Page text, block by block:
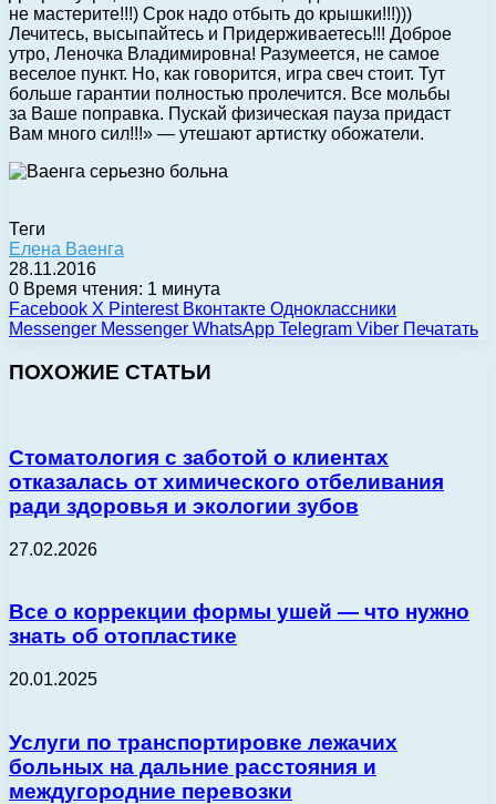
не мастерите!!!) Срок надо отбыть до крышки!!!)))
Лечитесь, высыпайтесь и Придерживаетесь!!! Доброе
утро, Леночка Владимировна! Разумеется, не самое
веселое пункт. Но, как говорится, игра свеч стоит. Тут
больше гарантии полностью пролечится. Все мольбы
за Ваше поправка. Пускай физическая пауза придаст
Вам много сил!!!» — утешают артистку обожатели.
Теги
Елена Ваенга
28.11.2016
0 Время чтения: 1 минута
Facebook X Pinterest Вконтакте Одноклассники
Messenger Messenger WhatsApp Telegram Viber Печатать
ПОХОЖИЕ СТАТЬИ
Стоматология с заботой о клиентах
отказалась от химического отбеливания
ради здоровья и экологии зубов
27.02.2026
Все о коррекции формы ушей — что нужно
знать об отопластике
20.01.2025
Услуги по транспортировке лежачих
больных на дальние расстояния и
междугородние перевозки